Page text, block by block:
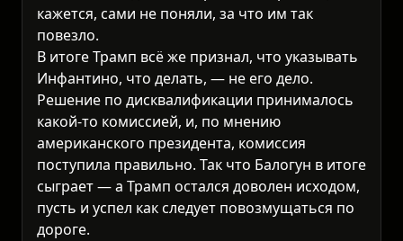
кажется, сами не поняли, за что им так
повезло.
В итоге Трамп всё же признал, что указывать
Инфантино, что делать, — не его дело.
Решение по дисквалификации принималось
какой-то комиссией, и, по мнению
американского президента, комиссия
поступила правильно. Так что Балогун в итоге
сыграет — а Трамп остался доволен исходом,
пусть и успел как следует повозмущаться по
дороге.